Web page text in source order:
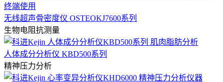
无线超声骨密度仪 OSTEOKJ7600系列
生物电阻抗测量
人体成分分析仪 KBD500系列
精神压力分析